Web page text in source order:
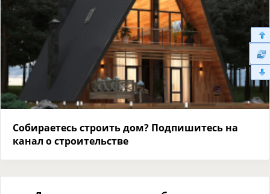
Собираетесь строить дом? Подпишитесь на
канал о строительстве